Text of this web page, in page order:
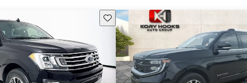
Guarda este Aviso